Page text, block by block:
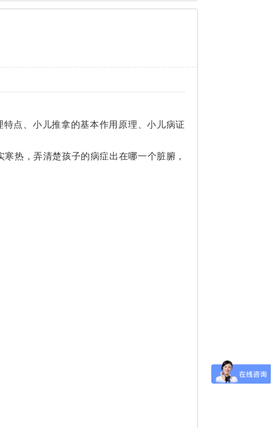
点、小儿推拿的基本作用原理、小儿病证
热，弄清楚孩子的病症出在哪一个脏腑，